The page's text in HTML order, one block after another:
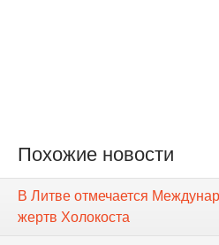
Похожие новости
В Литве отмечается
жертв Холокоста